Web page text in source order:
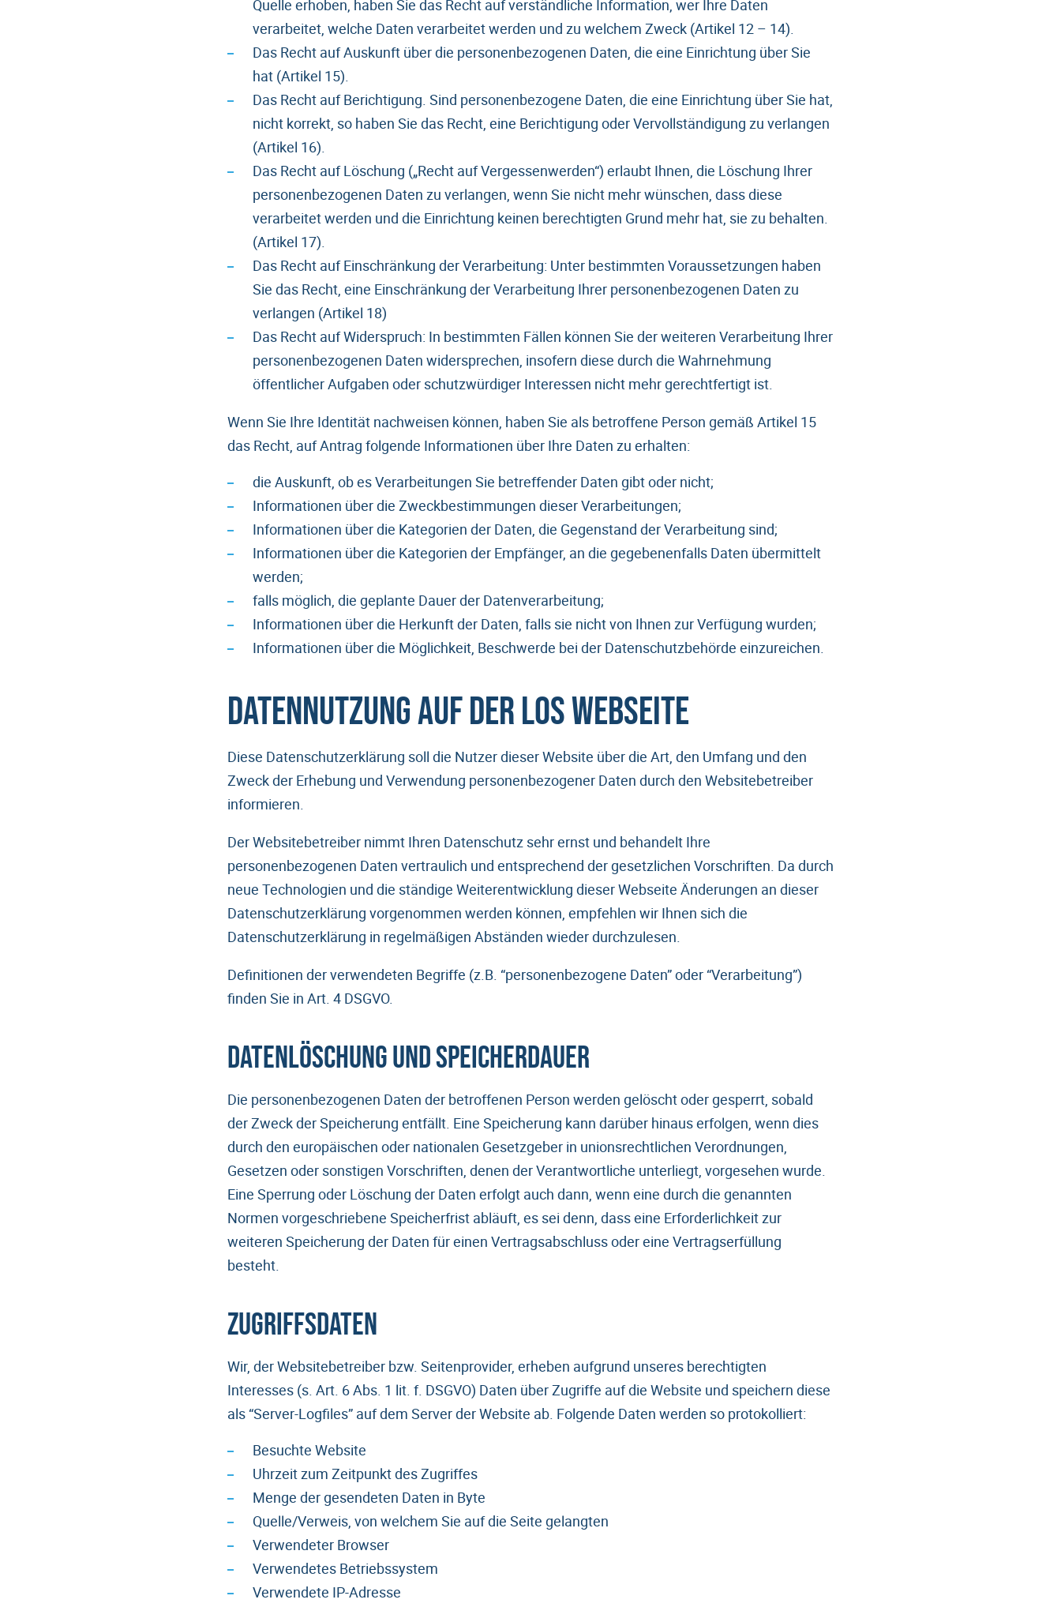
Quelle erhoben, haben Sie das Recht auf verständliche Information, wer Ihre Daten
verarbeitet, welche Daten verarbeitet werden und zu welchem Zweck (Artikel 12 – 14).
Das Recht auf Auskunft über die personenbezogenen Daten, die eine Einrichtung über Sie
hat (Artikel 15).
Das Recht auf Berichtigung. Sind personenbezogene Daten, die eine Einrichtung über Sie hat,
nicht korrekt, so haben Sie das Recht, eine Berichtigung oder Vervollständigung zu verlangen
(Artikel 16).
Das Recht auf Löschung („Recht auf Vergessenwerden“) erlaubt Ihnen, die Löschung Ihrer
personenbezogenen Daten zu verlangen, wenn Sie nicht mehr wünschen, dass diese
verarbeitet werden und die Einrichtung keinen berechtigten Grund mehr hat, sie zu behalten.
(Artikel 17).
Das Recht auf Einschränkung der Verarbeitung: Unter bestimmten Voraussetzungen haben
Sie das Recht, eine Einschränkung der Verarbeitung Ihrer personenbezogenen Daten zu
verlangen (Artikel 18)
Das Recht auf Widerspruch: In bestimmten Fällen können Sie der weiteren Verarbeitung Ihrer
personenbezogenen Daten widersprechen, insofern diese durch die Wahrnehmung
öffentlicher Aufgaben oder schutzwürdiger Interessen nicht mehr gerechtfertigt ist.
Wenn Sie Ihre Identität nachweisen können, haben Sie als betroffene Person gemäß Artikel 15
das Recht, auf Antrag folgende Informationen über Ihre Daten zu erhalten:
die Auskunft, ob es Verarbeitungen Sie betreffender Daten gibt oder nicht;
Informationen über die Zweckbestimmungen dieser Verarbeitungen;
Informationen über die Kategorien der Daten, die Gegenstand der Verarbeitung sind;
Informationen über die Kategorien der Empfänger, an die gegebenenfalls Daten übermittelt
werden;
falls möglich, die geplante Dauer der Datenverarbeitung;
Informationen über die Herkunft der Daten, falls sie nicht von Ihnen zur Verfügung wurden;
Informationen über die Möglichkeit, Beschwerde bei der Datenschutzbehörde einzureichen.
Datennutzung auf der LOS Webseite
Diese Datenschutzerklärung soll die Nutzer dieser Website über die Art, den Umfang und den
Zweck der Erhebung und Verwendung personenbezogener Daten durch den Websitebetreiber
informieren.
Der Websitebetreiber nimmt Ihren Datenschutz sehr ernst und behandelt Ihre
personenbezogenen Daten vertraulich und entsprechend der gesetzlichen Vorschriften. Da durch
neue Technologien und die ständige Weiterentwicklung dieser Webseite Änderungen an dieser
Datenschutzerklärung vorgenommen werden können, empfehlen wir Ihnen sich die
Datenschutzerklärung in regelmäßigen Abständen wieder durchzulesen.
Definitionen der verwendeten Begriffe (z.B. “personenbezogene Daten” oder “Verarbeitung”)
finden Sie in Art. 4 DSGVO.
Datenlöschung und Speicherdauer
Die personenbezogenen Daten der betroffenen Person werden gelöscht oder gesperrt, sobald
der Zweck der Speicherung entfällt. Eine Speicherung kann darüber hinaus erfolgen, wenn dies
durch den europäischen oder nationalen Gesetzgeber in unionsrechtlichen Verordnungen,
Gesetzen oder sonstigen Vorschriften, denen der Verantwortliche unterliegt, vorgesehen wurde.
Eine Sperrung oder Löschung der Daten erfolgt auch dann, wenn eine durch die genannten
Normen vorgeschriebene Speicherfrist abläuft, es sei denn, dass eine Erforderlichkeit zur
weiteren Speicherung der Daten für einen Vertragsabschluss oder eine Vertragserfüllung
besteht.
Zugriffsdaten
Wir, der Websitebetreiber bzw. Seitenprovider, erheben aufgrund unseres berechtigten
Interesses (s. Art. 6 Abs. 1 lit. f. DSGVO) Daten über Zugriffe auf die Website und speichern diese
als “Server-Logfiles” auf dem Server der Website ab. Folgende Daten werden so protokolliert:
Besuchte Website
Uhrzeit zum Zeitpunkt des Zugriffes
Menge der gesendeten Daten in Byte
Quelle/Verweis, von welchem Sie auf die Seite gelangten
Verwendeter Browser
Verwendetes Betriebssystem
Verwendete IP-Adresse